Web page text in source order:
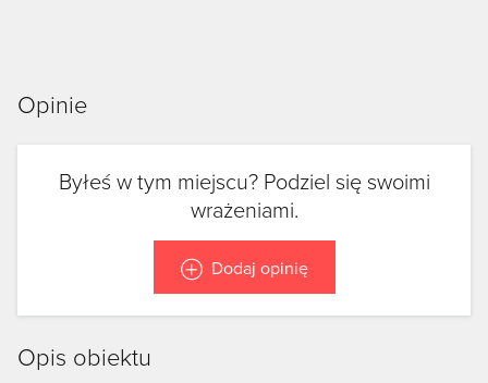
Opinie
Byłeś w tym miejscu? Podziel się swoimi
wrażeniami.
Dodaj opinię
Opis obiektu